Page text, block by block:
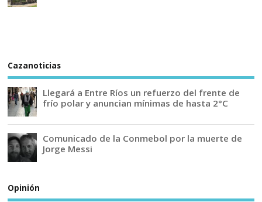
Cazanoticias
Llegará a Entre Ríos un refuerzo del frente de
frío polar y anuncian mínimas de hasta 2°C
Comunicado de la Conmebol por la muerte de
Jorge Messi
Opinión